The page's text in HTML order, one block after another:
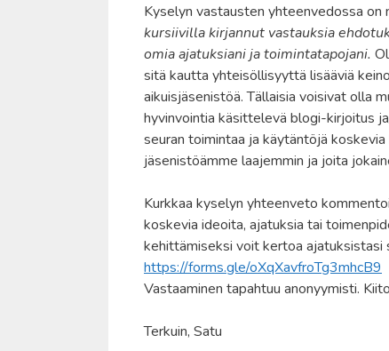
Kyselyn vastausten yhteenvedossa
kursiivilla kirjannut vastauksia
omia ajatuksiani ja toimintatapojani.
sitä kautta yhteisöllisyyttä lisääviä
aikuisjäsenistöä. Tällaisia voisivat olla
hyvinvointia käsittelevä blogi-kirjoitus
seuran toimintaa ja käytäntöjä
jäsenistöämme laajemmin ja joita
Kurkkaa kyselyn yhteenveto
koskevia ideoita, ajatuksia tai
kehittämiseksi voit kertoa ajatuksistasi
https://forms.gle/oXqXavfroTg3mhcB9
Vastaaminen tapahtuu anonyymisti.
Terkuin, Satu